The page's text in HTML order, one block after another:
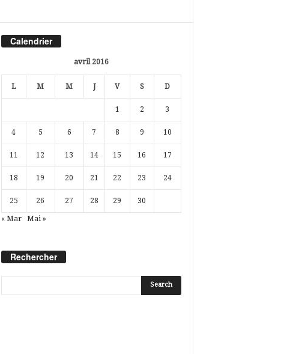
Calendrier
avril 2016
L M M J V S D
1 2 3
4 5 6 7 8 9 10
11 12 13 14 15 16 17
18 19 20 21 22 23 24
25 26 27 28 29 30
« Mar Mai »
Rechercher